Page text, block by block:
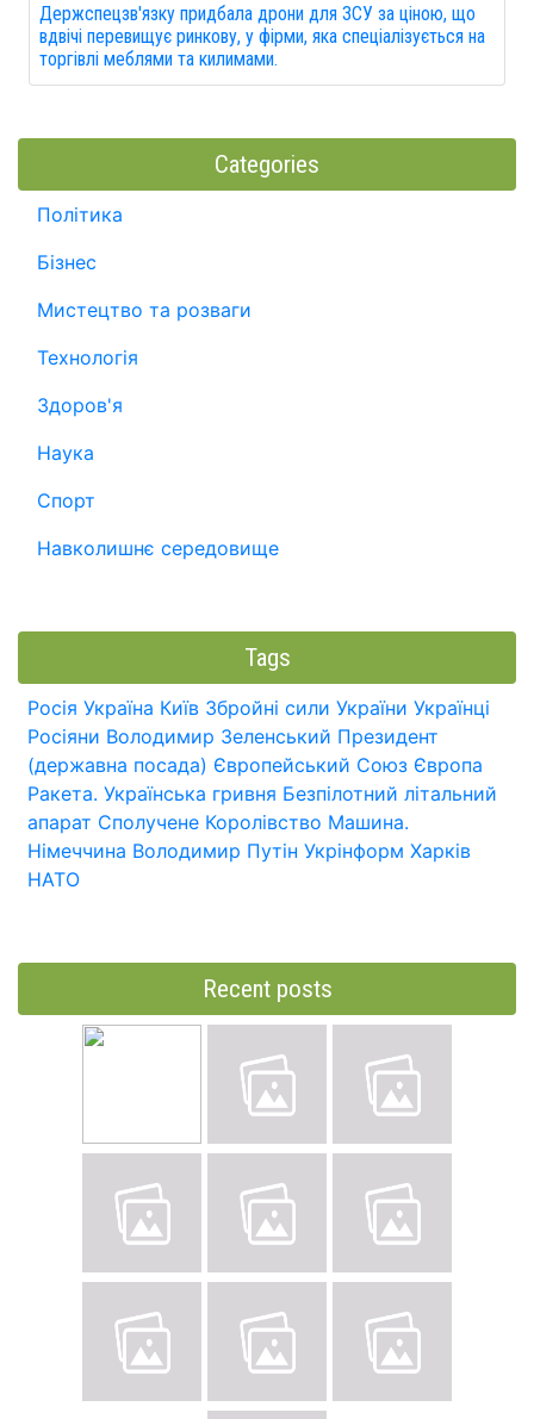
Держспецзв'язку придбала дрони для ЗСУ за ціною, що
вдвічі перевищує ринкову, у фірми, яка спеціалізується на
торгівлі меблями та килимами.
Categories
Політика
Бізнес
Мистецтво та розваги
Технологія
Здоров'я
Наука
Спорт
Навколишнє середовище
Tags
Росія Україна Київ Збройні сили України Українці
Росіяни Володимир Зеленський Президент
(державна посада) Європейський Союз Європа
Ракета. Українська гривня Безпілотний літальний
апарат Сполучене Королівство Машина.
Німеччина Володимир Путін Укрінформ Харків
НАТО
Recent posts